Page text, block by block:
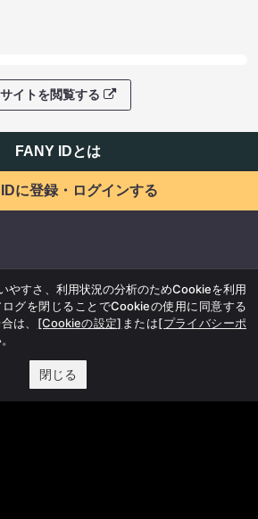
サイトを閲覧する
FANY IDとは
に登録・ログインする
やすさ、利用状況の分析のためCookieを利用
グを閉じることでCookieの使用に同意する
は、 [Cookieの設定] または[プライバシーポ
閉じる